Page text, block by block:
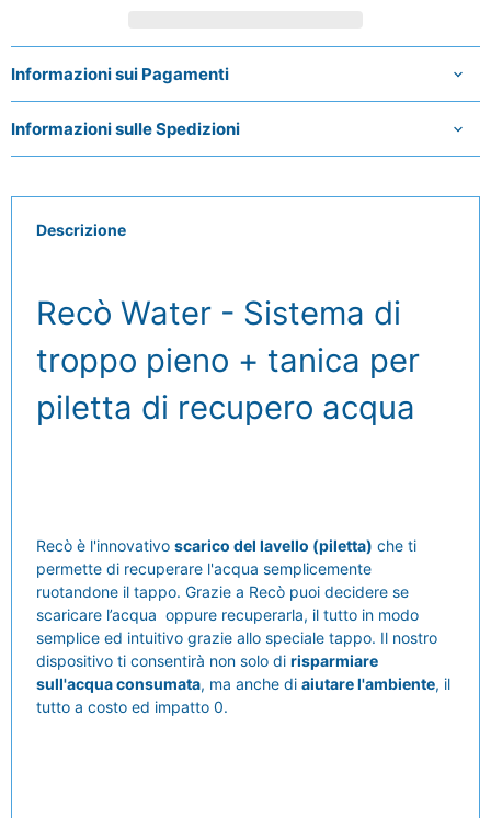
Informazioni sui Pagamenti
Informazioni sulle Spedizioni
Descrizione
Recò Water - Sistema di
troppo pieno + tanica per
piletta di recupero acqua
Recò è l'innovativo scarico del lavello (piletta) che ti
permette di recuperare l'acqua semplicemente
ruotandone il tappo. Grazie a Recò puoi decidere se
scaricare l’acqua oppure recuperarla, il tutto in modo
semplice ed intuitivo grazie allo speciale tappo. Il nostro
dispositivo ti consentirà non solo di risparmiare
sull'acqua consumata, ma anche di aiutare l'ambiente, il
tutto a costo ed impatto 0.